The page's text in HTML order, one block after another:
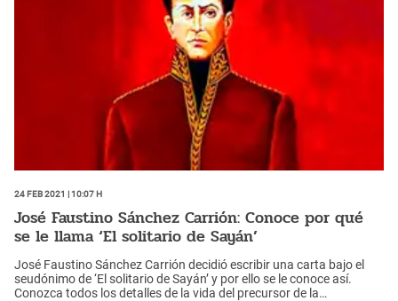
24 Feb 2021 | 10:07 h
José Faustino Sánchez Carrión: Conoce por qué
se le llama ‘El solitario de Sayán’
José Faustino Sánchez Carrión decidió escribir una carta bajo el
seudónimo de ‘El solitario de Sayán’ y por ello se le conoce así.
Conozca todos los detalles de la vida del precursor de la